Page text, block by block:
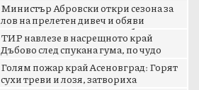
Министър Абровски откри сезона за
лов на прелетен дивеч и обяви
дигитализация на ловните б...
ТИР навлезе в насрещното край
Дъбово след спукана гума, по чудо
няма жертви
Голям пожар край Асеновград: Горят
сухи треви и лозя, затвориха